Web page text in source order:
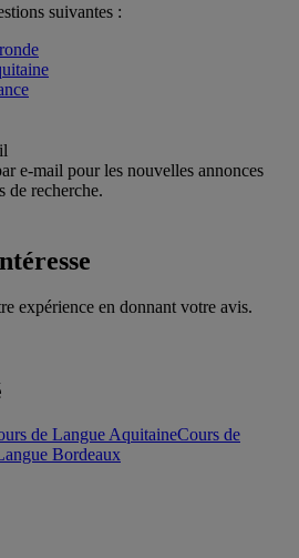
suivantes :
e-mail pour les nouvelles annonces
de recherche.
expérience en donnant votre avis.
de Langue AquitaineCours de
Bordeaux